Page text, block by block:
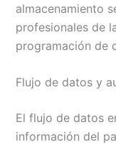
almacenamiento
profesionales de
programación de
Flujo de datos y
El flujo de datos
información del